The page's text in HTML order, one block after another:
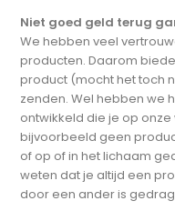
Niet goed geld terug
We hebben veel
producten. Daarom
product (mocht het toch
zenden. Wel hebben we
ontwikkeld die je op onze
bijvoorbeeld geen
of op of in het lichaam
weten dat je altijd een
door een ander is